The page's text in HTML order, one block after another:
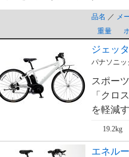
品名 ／ メ
重量
ジェッ
パナソニッ
スポー
「クロ
を軽減
19.2kg
エネル